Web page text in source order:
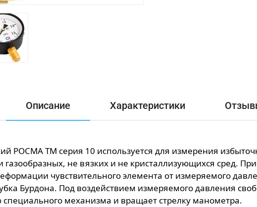
Описание Характеристики
РОСМА ТМ серия 10 используется для измерения
не вязких и не кристаллизующихся сред.
чувствительного элемента от измеряемого
Бурдона. Под воздействием измеряемого давления
механизма и вращает стрелку манометра.